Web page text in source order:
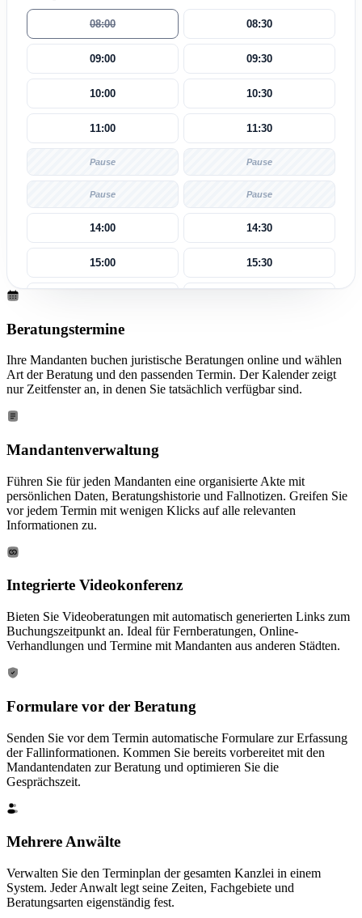
08:00 08:30
09:00 09:30
10:00 10:30
11:00 11:30
Pause Pause
Pause Pause
14:00 14:30
15:00 15:30
17:00
Beratungstermine
Ihre Mandanten buchen juristische Beratungen online und wählen
Art der Beratung und den passenden Termin. Der Kalender zeigt
nur Zeitfenster an, in denen Sie tatsächlich verfügbar sind.
Mandantenverwaltung
Führen Sie für jeden Mandanten eine organisierte Akte mit
persönlichen Daten, Beratungshistorie und Fallnotizen. Greifen Sie
vor jedem Termin mit wenigen Klicks auf alle relevanten
Informationen zu.
Integrierte Videokonferenz
Bieten Sie Videoberatungen mit automatisch generierten Links zum
Buchungszeitpunkt an. Ideal für Fernberatungen, Online-
Verhandlungen und Termine mit Mandanten aus anderen Städten.
Formulare vor der Beratung
Senden Sie vor dem Termin automatische Formulare zur Erfassung
der Fallinformationen. Kommen Sie bereits vorbereitet mit den
Mandantendaten zur Beratung und optimieren Sie die
Gesprächszeit.
Mehrere Anwälte
Verwalten Sie den Terminplan der gesamten Kanzlei in einem
System. Jeder Anwalt legt seine Zeiten, Fachgebiete und
Beratungsarten eigenständig fest.